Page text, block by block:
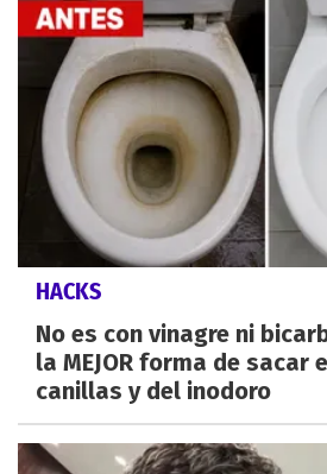
HACKS
No es con vinagre ni
la MEJOR forma de sacar
canillas y del inodoro